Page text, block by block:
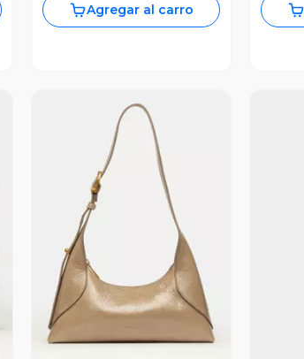
Agregar al carro
Vista Previa